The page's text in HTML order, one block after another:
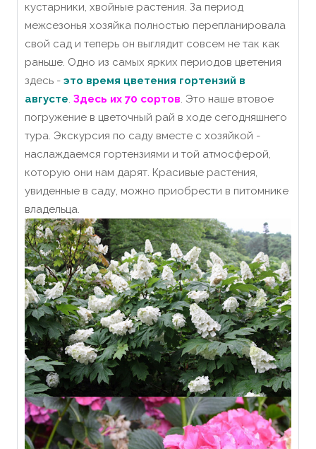
кустарники, хвойные растения. За период
межсезонья хозяйка полностью перепланировала
свой сад и теперь он выглядит совсем не так как
раньше. Одно из самых ярких периодов цветения
здесь - это время цветения гортензий в
августе. Здесь их 70 сортов. Это наше втовое
погружение в цветочный рай в ходе сегодняшнего
тура. Экскурсия по саду вместе с хозяйкой -
наслаждаемся гортензиями и той атмосферой,
которую они нам дарят. Красивые растения,
увиденные в саду, можно приобрести в питомнике
владельца.